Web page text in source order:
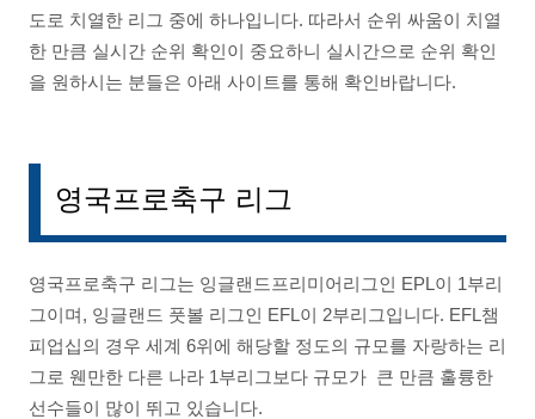
도로 치열한 리그 중에 하나입니다. 따라서 순위 싸움이 치열
한 만큼 실시간 순위 확인이 중요하니 실시간으로 순위 확인
을 원하시는 분들은 아래 사이트를 통해 확인바랍니다.
영국프로축구 리그
영국프로축구 리그는 잉글랜드프리미어리그인 EPL이 1부리
그이며, 잉글랜드 풋볼 리그인 EFL이 2부리그입니다. EFL챔
피업십의 경우 세계 6위에 해당할 정도의 규모를 자랑하는 리
그로 웬만한 다른 나라 1부리그보다 규모가 큰 만큼 훌륭한
선수들이 많이 뛰고 있습니다.